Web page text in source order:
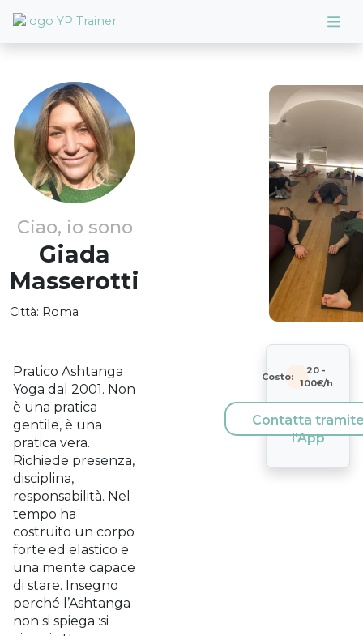
Ciao, io sono
Giada
Masserotti
Città: Roma
Pratico Ashtanga
Yoga dal 2001. Non
è una pratica
gentile, è una
pratica vera.
Richiede presenza,
disciplina,
responsabilità. Nel
tempo ha
costruito un corpo
forte ed elastico e
una mente capace
di stare. Insegno
perché l’Ashtanga
non si spiega :si
Costo:
20 -
100€/h
Contatta
l'App